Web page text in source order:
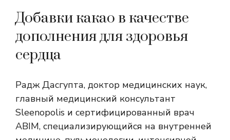
Добавки какао в качестве
дополнения для здоровья
сердца
Радж Дасгупта, доктор медицинских наук,
главный медицинский консультант
Sleenopolis и сертифицированный врач
ABIM, специализирующийся на внутренней